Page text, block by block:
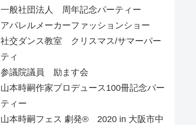
一般社団法人 周年記念パーティー
アパレルメーカーファッションショー
社交ダンス教室 クリスマス/サマーパー
ティ
参議院議員 励ます会
山本時嗣作家プロデュース100冊記念パー
ティー
山本時嗣フェス 劇発®︎ 2020 in 大阪市中